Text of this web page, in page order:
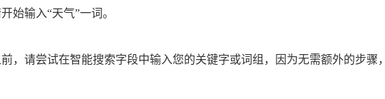
始输入“天气”一词。
，请尝试在智能搜索字段中输入您的关键字或词组，因为无需额外的步骤